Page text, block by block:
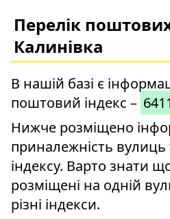
Перелік поштових
Калинівка
В нашій базі є
поштовий індекс –
Нижче розміщено
приналежність вулиць
індексу. Варто знати
розміщені на одній
різні індекси.